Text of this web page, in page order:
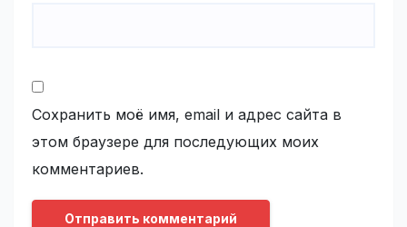
Сохранить моё имя, email и адрес сайта в
этом браузере для последующих моих
комментариев.